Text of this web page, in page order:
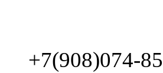
+7(908)074-